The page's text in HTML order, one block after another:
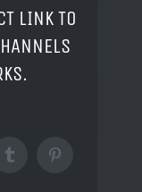
LINK TO
TumblrPinterest